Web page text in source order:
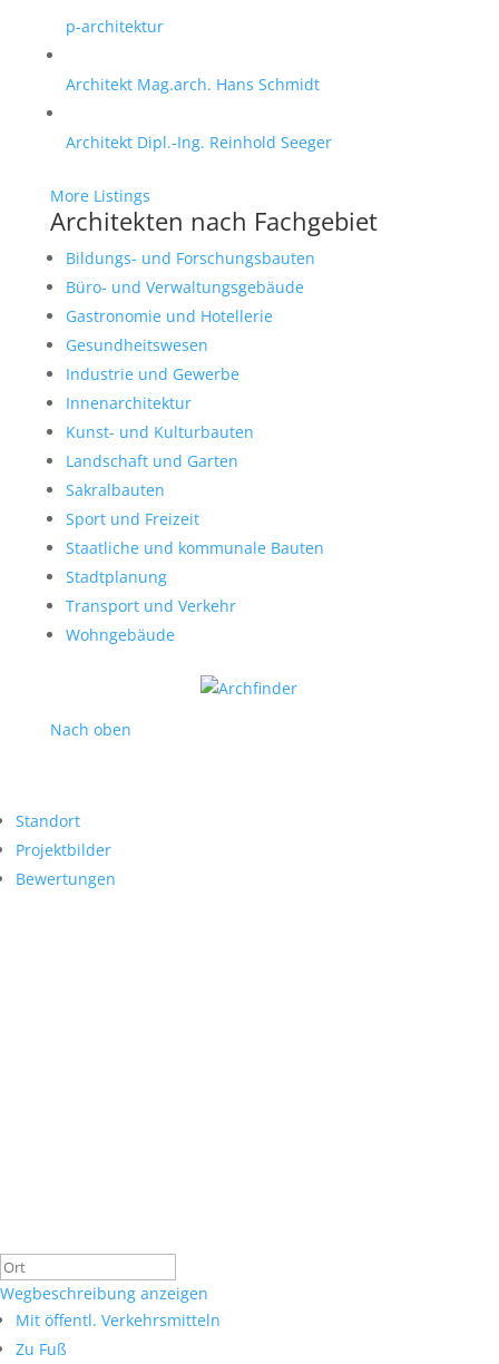
p-architektur
Architekt Mag.arch. Hans Schmidt
Architekt Dipl.-Ing. Reinhold Seeger
More Listings
Architekten nach Fachgebiet
Bildungs- und Forschungsbauten
Büro- und Verwaltungsgebäude
Gastronomie und Hotellerie
Gesundheitswesen
Industrie und Gewerbe
Innenarchitektur
Kunst- und Kulturbauten
Landschaft und Garten
Sakralbauten
Sport und Freizeit
Staatliche und kommunale Bauten
Stadtplanung
Transport und Verkehr
Wohngebäude
Nach oben
Standort
Projektbilder
Bewertungen
Wegbeschreibung anzeigen
Mit öffentl. Verkehrsmitteln
Zu Fuß